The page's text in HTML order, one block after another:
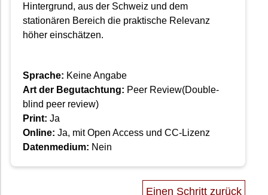
Hintergrund, aus der Schweiz und dem
stationären Bereich die praktische Relevanz
höher einschätzen.
Sprache: Keine Angabe
Art der Begutachtung: Peer Review(Double-
blind peer review)
Print: Ja
Online: Ja, mit Open Access und CC-Lizenz
Datenmedium: Nein